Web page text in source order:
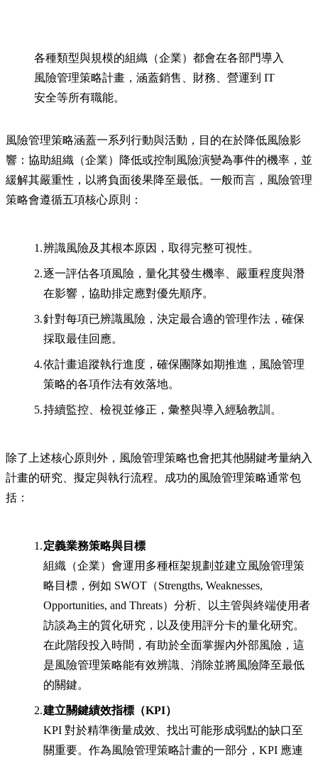
各種類型與規模的組織（企業）都會在各部門導入
風險管理策略計畫，涵蓋銷售、財務、營運到 IT
安全等所有職能。
風險管理策略涵蓋一系列行動與活動，目的在於降低風險影
響：協助組織（企業）降低或控制風險演變為事件的機率，並
緩解其嚴重性，以將負面後果降至最低。一般而言，風險管理
策略會遵循五項核心原則：
辨識風險及其根本原因，取得完整可視性。
逐一評估各項風險，量化其發生機率、嚴重程度與潛
在影響，協助排定應對優先順序。
針對每項已辨識風險，決定最合適的管理作法，確保
採取最佳回應。
依計畫追蹤執行進度，確保團隊如期推進，風險管理
策略的各項作法有效落地。
持續監控、檢視並修正，彙整與導入經驗教訓。
除了上述核心原則外，風險管理策略也會把其他關鍵考量納入
計畫的研究、擬定與執行流程。成功的風險管理策略通常包
括：
定義業務策略與目標
組織（企業）會運用多種框架規劃並建立風險管理策
略目標，例如 SWOT（Strengths, Weaknesses,
Opportunities, and Threats）分析、以主管與終端使用者
訪談為主的質化研究，以及使用評分卡的量化研究。
在此階段投入時間，有助於全面掌握內外部風險，這
是風險管理策略能有效辨識、消除並將風險降至最低
的關鍵。
建立關鍵績效指標（KPI）
KPI 對於精準衡量成效、找出可能形成弱點的缺口至
關重要。作為風險管理策略計畫的一部分，KPI 應連